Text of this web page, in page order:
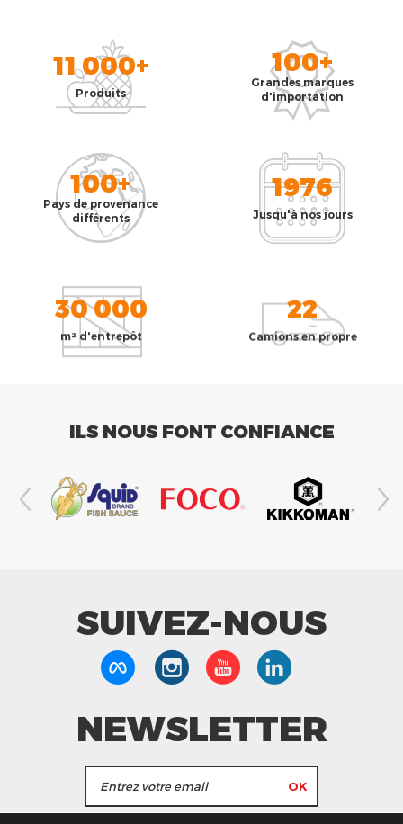
11 000+
Produits
100+
Grandes marques
d'importation
100+
Pays de provenance
différents
1976
Jusqu'à nos jours
30 000
m² d'entrepôt
22
Camions en propre
ILS NOUS FONT CONFIANCE
SUIVEZ-NOUS
NEWSLETTER